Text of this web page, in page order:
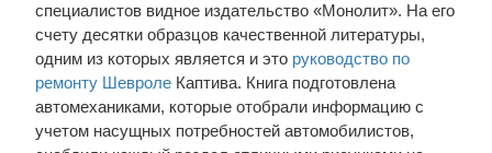
специалистов видное издательство «Монолит». На его
счету десятки образцов качественной литературы,
одним из которых является и это руководство по
ремонту ШевролеКаптива. Книга подготовлена
автомеханиками, которые отобрали информацию с
учетом насущных потребностей автомобилистов,